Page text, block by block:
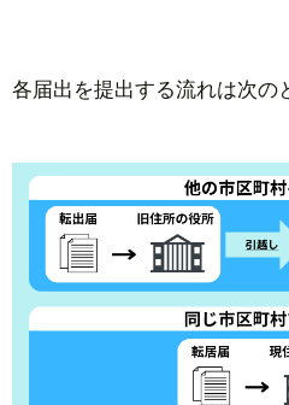
各届出を提出する流れは次の